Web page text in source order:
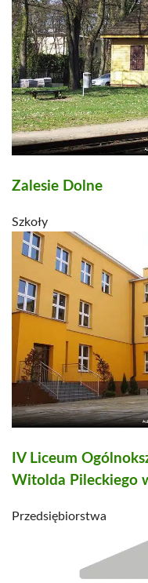
Zalesie Dolne
Szkoły
IV Liceum
Witolda Pileckiego
Przedsiębiorstwa